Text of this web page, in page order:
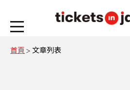
首頁 文章列表